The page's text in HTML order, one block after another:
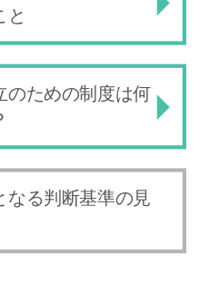
と
のための制度は何
なる判断基準の見